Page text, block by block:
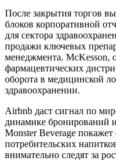
После закрытия торгов
блоков корпоративной
для сектора
продажи ключевых
менеджмента. McKesson,
фармацевтических
оборота в медицинской
здравоохранении.
Airbnb даст сигнал по
динамике бронирований
Monster Beverage покажет
потребительских
внимательно следят за